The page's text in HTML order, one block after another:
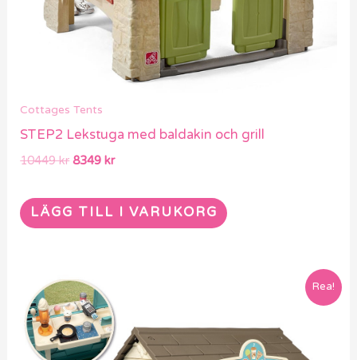
Cottages Tents
STEP2 Lekstuga med baldakin och grill
10449kr 8349kr
LÄGG TILL I VARUKORG
Rea!
Det
ursprungliga
priset
var:
4799 kr.
nuvarande
priset
är:
3849 kr.